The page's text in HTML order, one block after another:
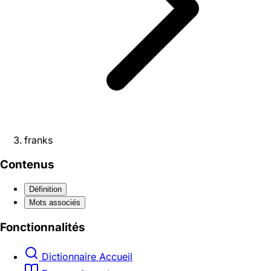
franks
Contenus
Définition
Mots associés
Fonctionnalités
Dictionnaire Accueil